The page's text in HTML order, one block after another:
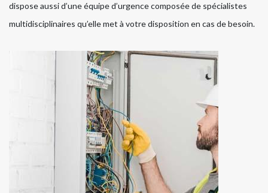
dispose aussi d’une équipe d’urgence composée de spécialistes
multidisciplinaires qu’elle met à votre disposition en cas de besoin.